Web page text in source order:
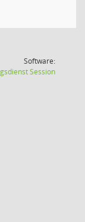
Software:
Session(Wird in